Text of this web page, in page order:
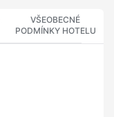
VŠEOBECNÉ
PODMÍNKY HOTELU